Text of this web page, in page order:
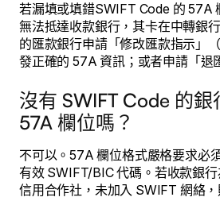
若漏填或填錯SWIFT Code 的 57A
無法抵達收款銀行，其卡在中轉銀
的匯款銀行申請「修改匯款指示」
發正確的 57A 資訊；或者申請「退
沒有 SWIFT Code 的銀
57A 欄位嗎？
不可以。57A 欄位格式嚴格要求必
有效 SWIFT/BIC 代碼。若收款銀
信用合作社，未加入 SWIFT 網絡